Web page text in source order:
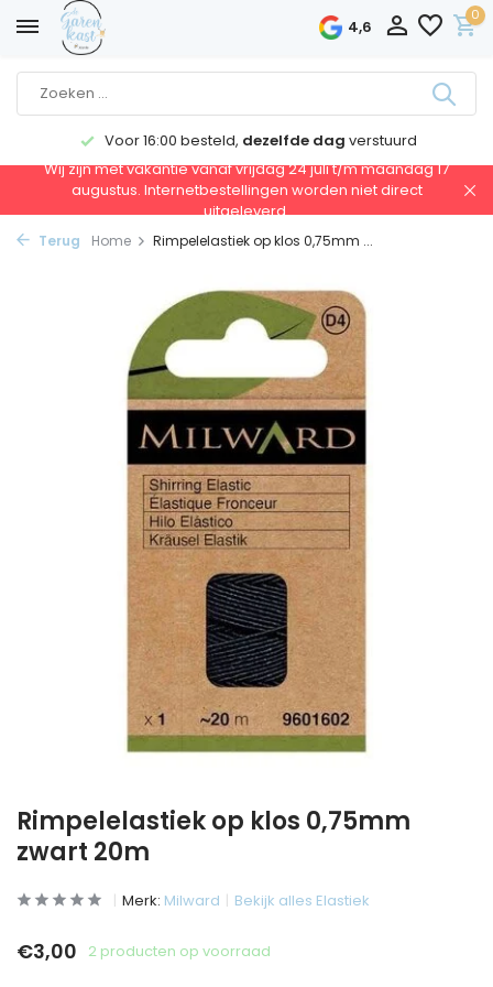
4,6
0
Voor 16:00 besteld, dezelfde dag verstuurd
Wij zijn met vakantie vanaf vrijdag 24 juli t/m maandag 17
augustus. Internetbestellingen worden niet direct
uitgeleverd.
Terug Home Rimpelelastiek op klos 0,75mm ...
Rimpelelastiek op klos 0,75mm
zwart 20m
Merk: Milward Bekijk alles Elastiek
€3,00 2 producten op voorraad